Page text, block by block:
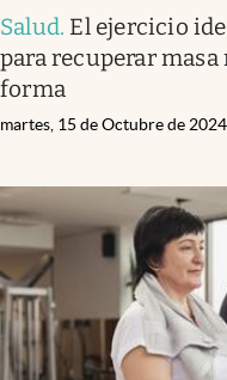
Salud. El ejercicio
para recuperar
forma
martes, 15 de Octubre de 2024